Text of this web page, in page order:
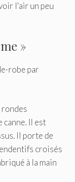
l'air un peu
»
robe par
canne. Il est
Il porte de
croisés
à la main